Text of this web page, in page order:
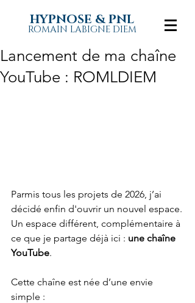
HYPNOSE & PNL
ROMAIN LABIGNE DIEM
Lancement de ma chaîne
YouTube : ROMLDIEM
Parmis tous les projets de 2026, j’ai
décidé enfin d'ouvrir un nouvel espace.
Un espace différent, complémentaire à
ce que je partage déjà ici : une chaîne
YouTube.
Cette chaîne est née d’une envie
simple :